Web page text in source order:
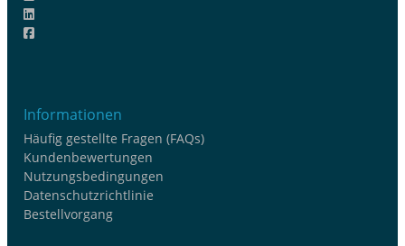
Informationen
Häufig gestellte Fragen (FAQs)
Kundenbewertungen
Nutzungsbedingungen
Datenschutzrichtlinie
Bestellvorgang